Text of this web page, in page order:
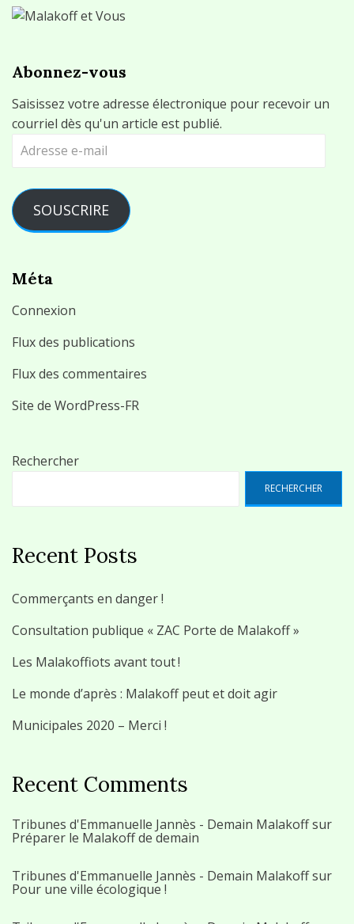
Abonnez-vous
Saisissez votre adresse électronique pour recevoir un
courriel dès qu'un article est publié.
Adresse
SOUSCRIRE
Méta
Connexion
Flux des publications
Flux des commentaires
Site de WordPress-FR
Rechercher
RECHERCHER
Recent Posts
Commerçants en danger !
Consultation publique « ZAC Porte de Malakoff »
Les Malakoffiots avant tout !
Le monde d’après : Malakoff peut et doit agir
Municipales 2020 – Merci !
Recent Comments
Tribunes d'Emmanuelle Jannès - Demain Malakoffsur
Préparer le Malakoff de demain
Tribunes d'Emmanuelle Jannès - Demain Malakoffsur
Pour une ville écologique !